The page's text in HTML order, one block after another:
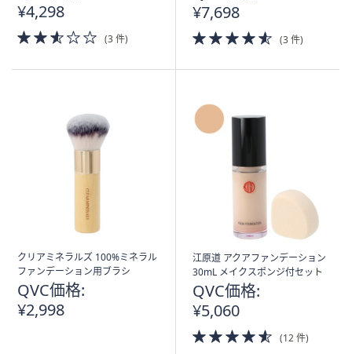
¥4,298
2.5
of
(3 件)
¥7,698
4.5
of
(3 件)
クリアミネラルズ 100%ミネラル
ファンデーション用ブラシ
QVC価格:
¥2,998
江原道 アクアファンデーション
30mL メイクスポンジ付セット
QVC価格:
¥5,060
4.5
of
(12 件)